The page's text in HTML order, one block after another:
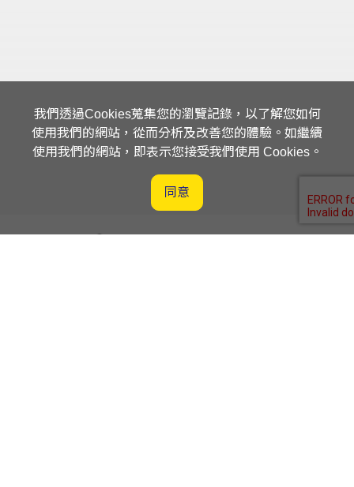
我們透過Cookies蒐集您的瀏覽記錄，以了解您如何
使用我們的網站，從而分析及改善您的體驗。如繼續
使用我們的網站，即表示您接受我們使用 Cookies。
同意